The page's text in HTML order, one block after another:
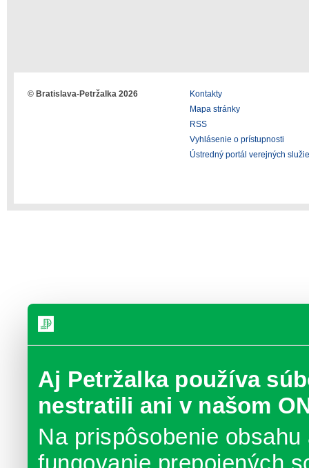
Aj Petržalka používa
nestratili ani v našom
Na prispôsobenie
© Bratislava-Petržalka 2026
Kontakty
Mapa stránky
RSS
Vyhlásenie o prístupnosti
Ústredný portál verejných